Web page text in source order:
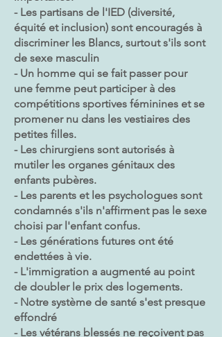
- Les partisans de l'IED (diversité,
équité et inclusion) sont encouragés à
discriminer les Blancs, surtout s'ils sont
de sexe masculin
- Un homme qui se fait passer pour
une femme peut participer à des
compétitions sportives féminines et se
promener nu dans les vestiaires des
petites filles.
- Les chirurgiens sont autorisés à
mutiler les organes génitaux des
enfants pubères.
- Les parents et les psychologues sont
condamnés s'ils n'affirment pas le sexe
choisi par l'enfant confus.
- Les générations futures ont été
endettées à vie.
- L'immigration a augmenté au point
de doubler le prix des logements.
- Notre système de santé s'est presque
effondré
- Les vétérans blessés ne reçoivent pas